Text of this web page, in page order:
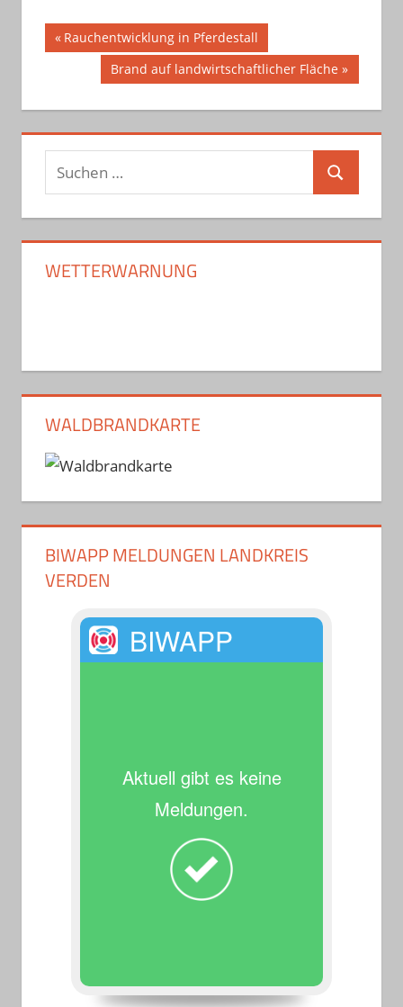
Beitragsnavigation
Vorheriger
Beitrag:
Rauchentwicklung in Pferdestall
Nächster
Brand auf landwirtschaftlicher Fläche
Suchen
nach:
Suchen
WETTERWARNUNG
WALDBRANDKARTE
BIWAPP MELDUNGEN LANDKREIS
VERDEN
BIWAPP
Aktuell gibt es keine
Meldungen.